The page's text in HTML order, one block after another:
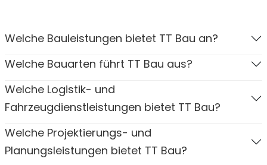
Welche Bauleistungen bietet TT Bau an?
Welche Bauarten führt TT Bau aus?
Welche Logistik- und
Fahrzeugdienstleistungen bietet TT Bau?
Welche Projektierungs- und
Planungsleistungen bietet TT Bau?